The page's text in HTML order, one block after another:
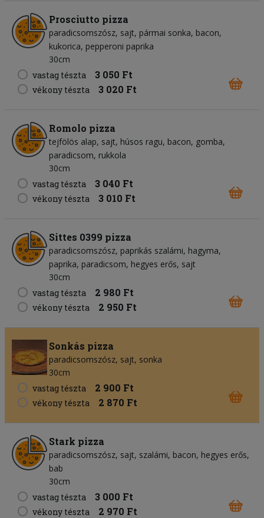
Prosciutto pizza
paradicsomszósz sajt pármai sonka bacon
kukorica pepperoni paprika
30cm
vastag tészta
3 050 Ft
vékony tészta 3 020 Ft
Romolo pizza
tejfölös alap sajt húsos ragu bacon gomba
paradicsom rukkola
30cm
vastag tészta
3 040 Ft
vékony tészta 3 010 Ft
Sittes 0399 pizza
paradicsomszósz paprikás szalámi hagyma
paprika paradicsom hegyes erős sajt
30cm
vastag tészta
2 980 Ft
vékony tészta 2 950 Ft
Sonkás pizza
paradicsomszósz sajt sonka
30cm
vastag tészta
2 900 Ft
vékony tészta 2 870 Ft
Stark pizza
paradicsomszósz sajt szalámi bacon hegyes erős
bab
30cm
vastag tészta
3 000 Ft
vékony tészta 2 970 Ft